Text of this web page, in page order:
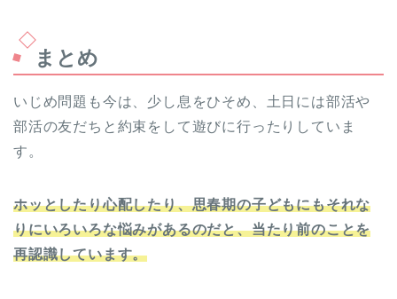
まとめ
いじめ問題も今は、少し息をひそめ、土日には部活や
部活の友だちと約束をして遊びに行ったりしていま
す。
ホッとしたり心配したり、思春期の子どもにもそれな
りにいろいろな悩みがあるのだと、当たり前のことを
再認識しています。